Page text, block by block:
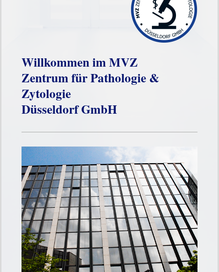
Willkommen imMVZ
Zentrum für Pathologie &
Zytologie
Düsseldorf GmbH